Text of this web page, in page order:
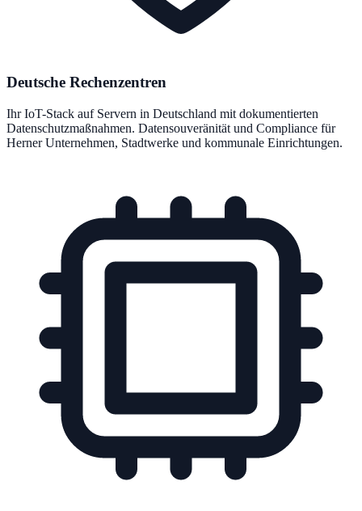
Deutsche Rechenzentren
Ihr IoT-Stack auf Servern in Deutschland mit dokumentierten
Datenschutzmaßnahmen. Datensouveränität und Compliance für
Herner Unternehmen, Stadtwerke und kommunale Einrichtungen.